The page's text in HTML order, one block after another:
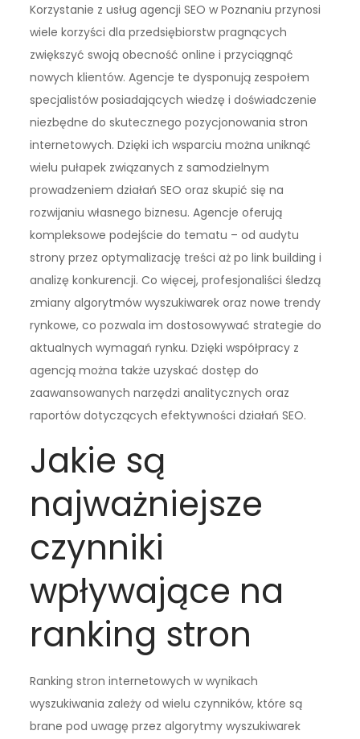
Korzystanie z usług agencji SEO w Poznaniu przynosi
wiele korzyści dla przedsiębiorstw pragnących
zwiększyć swoją obecność online i przyciągnąć
nowych klientów. Agencje te dysponują zespołem
specjalistów posiadających wiedzę i doświadczenie
niezbędne do skutecznego pozycjonowania stron
internetowych. Dzięki ich wsparciu można uniknąć
wielu pułapek związanych z samodzielnym
prowadzeniem działań SEO oraz skupić się na
rozwijaniu własnego biznesu. Agencje oferują
kompleksowe podejście do tematu – od audytu
strony przez optymalizację treści aż po link building i
analizę konkurencji. Co więcej, profesjonaliści śledzą
zmiany algorytmów wyszukiwarek oraz nowe trendy
rynkowe, co pozwala im dostosowywać strategie do
aktualnych wymagań rynku. Dzięki współpracy z
agencją można także uzyskać dostęp do
zaawansowanych narzędzi analitycznych oraz
raportów dotyczących efektywności działań SEO.
Jakie są
najważniejsze
czynniki
wpływające na
ranking stron
Ranking stron internetowych w wynikach
wyszukiwania zależy od wielu czynników, które są
brane pod uwagę przez algorytmy wyszukiwarek